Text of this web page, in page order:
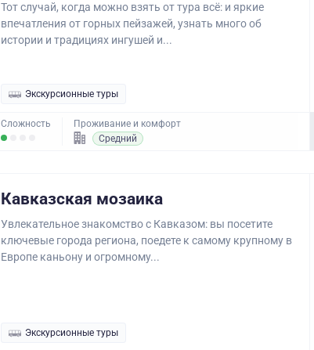
Тот случай, когда можно взять от тура всё: и яркие
впечатления от горных пейзажей, узнать много об
истории и традициях ингушей и...
Экскурсионные туры
Сложность
Проживание и комфорт
Средний
Кавказская мозаика
Увлекательное знакомство с Кавказом: вы посетите
ключевые города региона, поедете к самому крупному в
Европе каньону и огромному...
Экскурсионные туры